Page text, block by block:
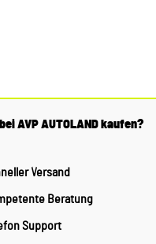
AVP AUTOLAND kaufen?
Versand
Beratung
Support